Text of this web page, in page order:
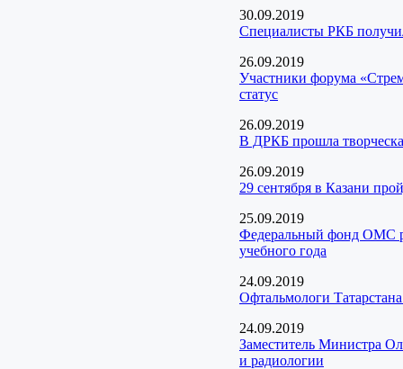
30.09.2019
Специалисты РКБ
26.09.2019
Участники форума
статус
26.09.2019
В ДРКБ прошла
26.09.2019
29 сентября в Казани
25.09.2019
Федеральный фонд ОМС
учебного года
24.09.2019
Офтальмологи
24.09.2019
Заместитель Министра
и радиологии